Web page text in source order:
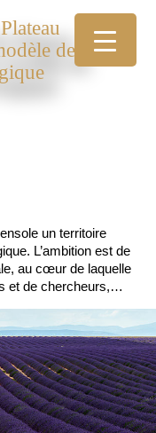
de
un territoire
L’ambition est de
au cœur de laquelle
et de chercheurs,